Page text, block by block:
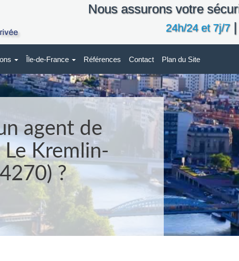
Nous assurons votre
24h/24 et 7j/7|
Île-de-France Références Contact Plan du Site
agent de
Kremlin-
?